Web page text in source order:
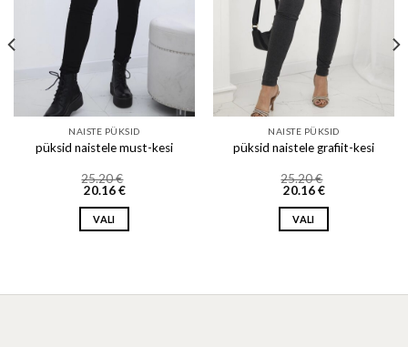
NAISTE PÜKSID
püksid naistele must-kesi
25.20€
20.16€
VALI
multiple
NAISTE PÜKSID
püksid naistele grafiit-kesi
25.20€
20.16€
VALI
multiple